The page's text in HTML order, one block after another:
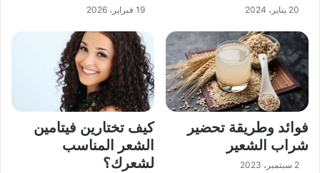
20 يناير، 2024 19 فبراير، 2026
فوائد وطريقة تحضير
شراب الشعير
2 سبتمبر، 2023
كيف تختارين فيتامين
الشعر المناسب
لشعرك؟